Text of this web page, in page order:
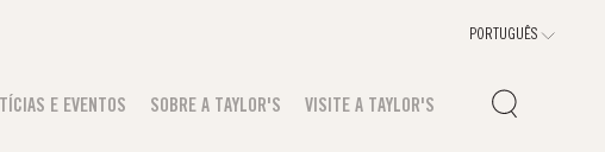
E EVENTOS SOBRE A TAYLOR'S VISITE A TAYLOR'S